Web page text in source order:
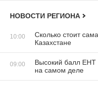
НОВОСТИ РЕГИОНА
10:00
Сколько стоит
Казахстане
09:00
Высокий балл ЕНТ
на самом деле